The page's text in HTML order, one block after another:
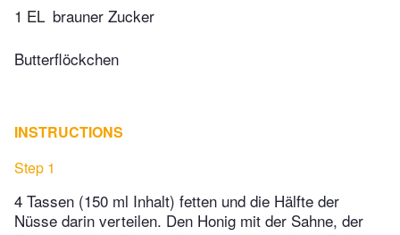
1 EL brauner Zucker
Butterflöckchen
INSTRUCTIONS
Step 1
4 Tassen (150 ml Inhalt) fetten und die Hälfte der
Nüsse darin verteilen. Den Honig mit der Sahne, der